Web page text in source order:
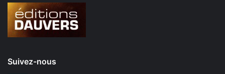
Suivez-nous